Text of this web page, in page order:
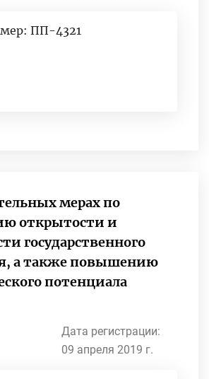
ПП-4321
мерах по
открытости и
государственного
а также повышению
потенциала
Дата регистрации:
09 апреля 2019 г.